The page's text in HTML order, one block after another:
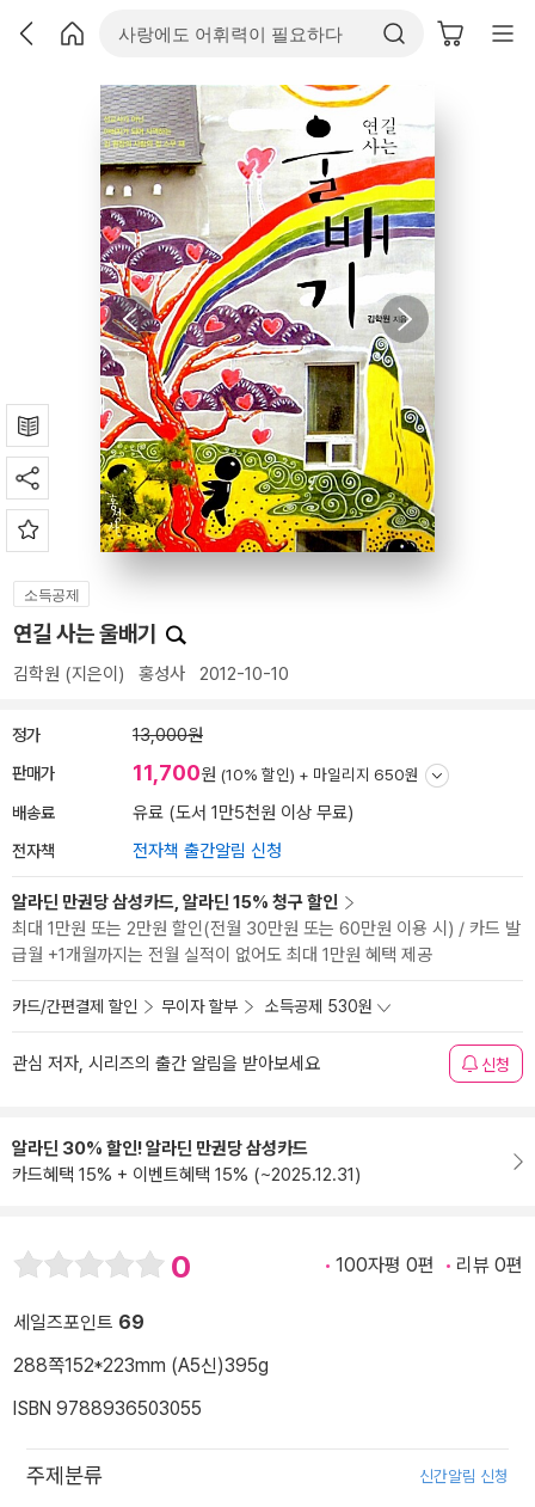
소득공제
연길 사는 울배기
김학원 (지은이) 홍성사 2012-10-10
정가 13,000원
판매가 11,700원 (10% 할인) + 마일리지 650원
배송료 유료 (도서 1만5천원 이상 무료)
전자책 전자책 출간알림 신청
알라딘 만권당 삼성카드, 알라딘 15% 청구 할인
최대 1만원 또는 2만원 할인(전월 30만원 또는 60만원 이용 시) / 카드 발
급월 +1개월까지는 전월 실적이 없어도 최대 1만원 혜택 제공
카드/간편결제 할인 무이자 할부 소득공제 530원
관심 저자, 시리즈의 출간 알림을 받아보세요 신청
알라딘 30% 할인! 알라딘 만권당 삼성카드
카드혜택 15% + 이벤트혜택 15% (~2025.12.31)
0 100자평 0편 리뷰 0편
세일즈포인트 69
288쪽152*223mm (A5신)395g
ISBN 9788936503055
주제분류 신간알림 신청